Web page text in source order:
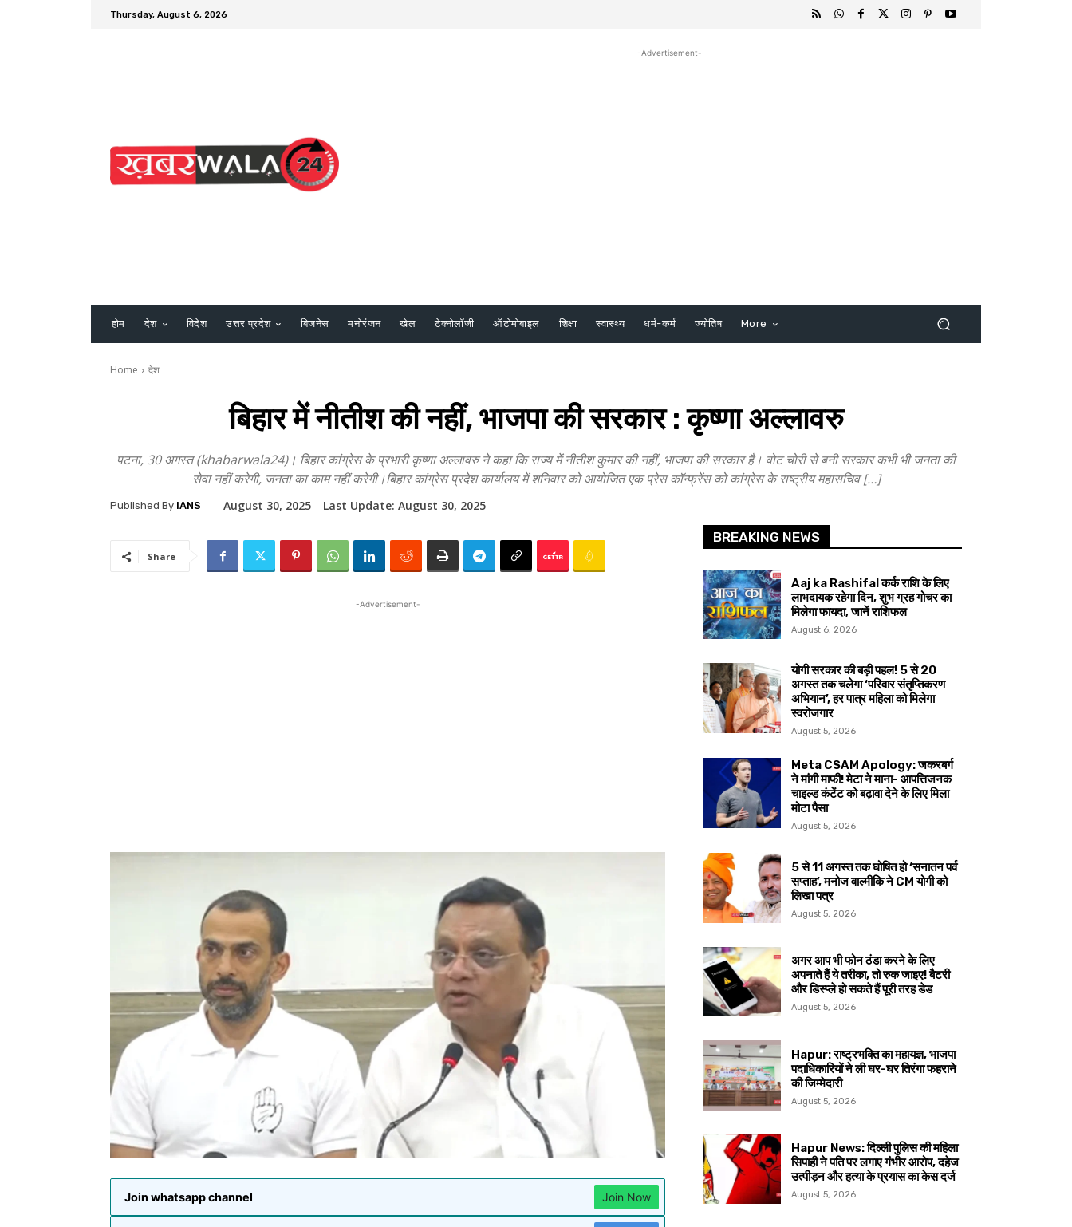
Thursday, August 6, 2026
-Advertisement-
होम देश विदेश उत्तर प्रदेश बिजनेस मनोरंजन खेल टेक्नोलॉजी ऑटोमोबाइल शिक्षा स्वास्थ्य धर्म-कर्म ज्योतिष More
Home देश
बिहार में नीतीश की नहीं, भाजपा की सरकार : कृष्णा अल्लावरु
पटना, 30 अगस्त (khabarwala24)। बिहार कांग्रेस के प्रभारी कृष्णा अल्लावरु ने कहा कि राज्य में नीतीश कुमार की नहीं, भाजपा की सरकार है। वोट चोरी से बनी सरकार कभी भी जनता की
सेवा नहीं करेगी, जनता का काम नहीं करेगी।बिहार कांग्रेस प्रदेश कार्यालय में शनिवार को आयोजित एक प्रेस कॉन्फ्रेंस को कांग्रेस के राष्ट्रीय महासचिव […]
Published By IANS August 30, 2025 Last Update: August 30, 2025
Share
-Advertisement-
Join whatsapp channel Join Now
BREAKING NEWS
Aaj ka Rashifal कर्क राशि के लिए
लाभदायक रहेगा दिन, शुभ ग्रह गोचर का
मिलेगा फायदा, जानें राशिफल
August 6, 2026
योगी सरकार की बड़ी पहल! 5 से 20
अगस्त तक चलेगा ‘परिवार संतृप्तिकरण
अभियान’, हर पात्र महिला को मिलेगा
स्वरोजगार
August 5, 2026
Meta CSAM Apology: जकरबर्ग
ने मांगी माफी! मेटा ने माना- आपत्तिजनक
चाइल्ड कंटेंट को बढ़ावा देने के लिए मिला
मोटा पैसा
August 5, 2026
5 से 11 अगस्त तक घोषित हो ‘सनातन पर्व
सप्ताह’, मनोज वाल्मीकि ने CM योगी को
लिखा पत्र
August 5, 2026
अगर आप भी फोन ठंडा करने के लिए
अपनाते हैं ये तरीका, तो रुक जाइए! बैटरी
और डिस्प्ले हो सकते हैं पूरी तरह डेड
August 5, 2026
Hapur: राष्ट्रभक्ति का महायज्ञ, भाजपा
पदाधिकारियों ने ली घर-घर तिरंगा फहराने
की जिम्मेदारी
August 5, 2026
Hapur News: दिल्ली पुलिस की महिला
सिपाही ने पति पर लगाए गंभीर आरोप, दहेज
उत्पीड़न और हत्या के प्रयास का केस दर्ज
August 5, 2026